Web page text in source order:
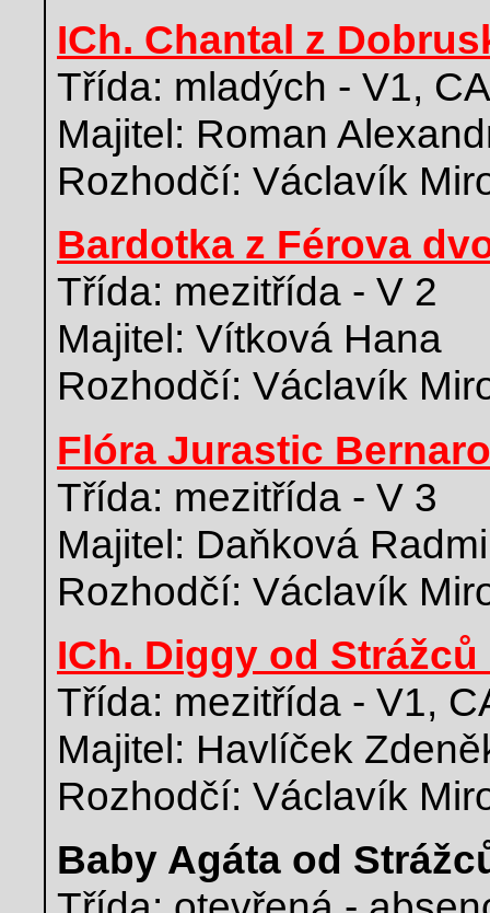
ICh. Chantal z
Třída: mladých - V1,
Majitel: Roman
Rozhodčí: Václavík
Bardotka z Férova
Třída: mezitřída - V 2
Majitel: Vítková Hana
Rozhodčí: Václavík
Flóra Jurastic
Třída: mezitřída - V 3
Majitel: Daňková
Rozhodčí: Václavík
ICh. Diggy od Strážců
Třída: mezitřída - V1,
Majitel: Havlíček
Rozhodčí: Václavík
Baby Agáta od